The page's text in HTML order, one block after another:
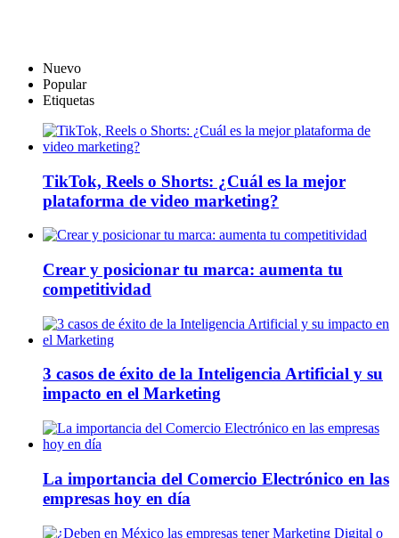
Nuevo
Popular
Etiquetas
TikTok, Reels o Shorts: ¿Cuál es la mejor
plataforma de video marketing?
Crear y posicionar tu marca: aumenta tu
competitividad
3 casos de éxito de la Inteligencia Artificial y su
impacto en el Marketing
La importancia del Comercio Electrónico en las
empresas hoy en día